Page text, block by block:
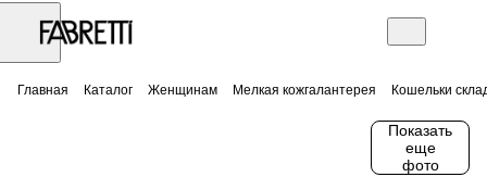
Главная Каталог Женщинам Мелкая кожгалантерея Кошельки
Показать
еще
фото